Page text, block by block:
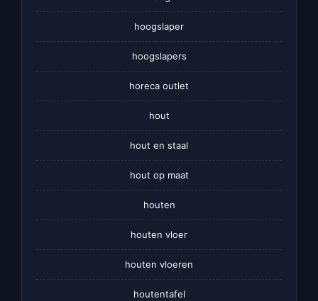
hoogslaper
hoogslapers
horeca outlet
hout
hout en staal
hout op maat
houten
houten vloer
houten vloeren
houtentafel